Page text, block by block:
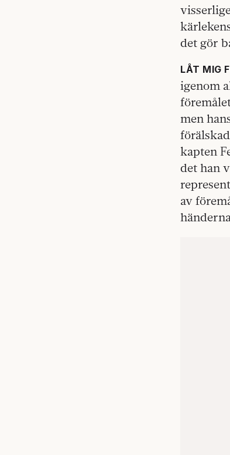
det gör
LÅT MIG
igenom
men
kapten
det han
av